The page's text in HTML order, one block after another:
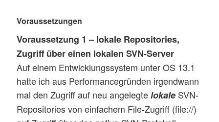
Voraussetzungen
Voraussetzung 1 – lokale Repositories,
Zugriff über einen lokalen SVN-Server
Auf einem Entwicklungssystem unter OS 13.1
hatte ich aus Performancegründen irgendwann
mal den Zugriff auf neu angelegtelokale SVN-
Repositories von einfachem File-Zugriff (file://)